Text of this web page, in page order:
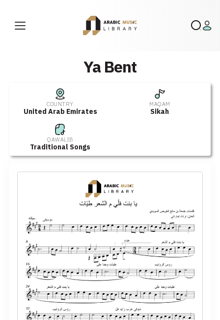
Ya Bent
COUNTRY
United Arab Emirates
MAQAM
Sikah
QAWALIB
Traditional Songs